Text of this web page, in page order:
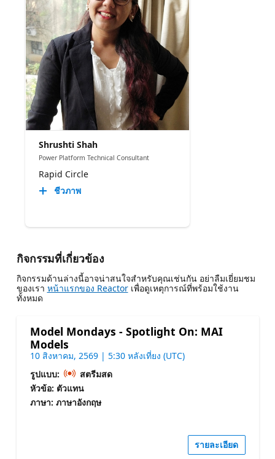
Shrushti Shah
Power Platform Technical Consultant
Rapid Circle
ชีวภาพ
กิจกรรมที่เกี่ยวข้อง
กิจกรรมด้านล่างนี้อาจน่าสนใจสําหรับคุณเช่นกัน อย่าลืมเยี่ยมชม
ของเรา หน้าแรกของ Reactorเพื่อดูเหตุการณ์ที่พร้อมใช้งาน
ทั้งหมด
Model Mondays - Spotlight On: MAI
Models
10 สิงหาคม, 2569 | 5:30 หลังเที่ยง (UTC)
รูปแบบ:
สตรีมสด
หัวข้อ: ตัวแทน
ภาษา: ภาษาอังกฤษ
รายละเอียด